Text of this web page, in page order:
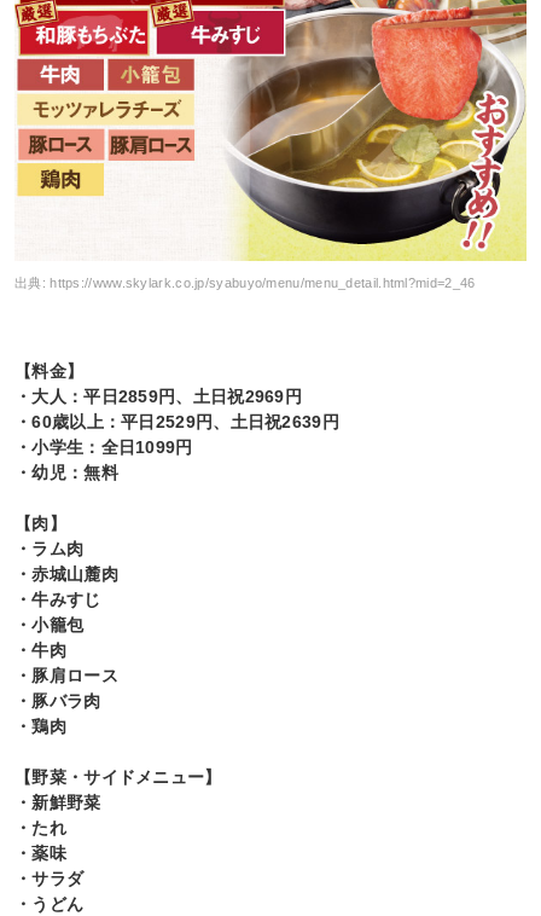
出典: https://www.skylark.co.jp/syabuyo/menu/menu_detail.html?mid=2_46
【料金】
・大人：平日2859円、土日祝2969円
・60歳以上：平日2529円、土日祝2639円
・小学生：全日1099円
・幼児：無料
【肉】
・ラム肉
・赤城山麓肉
・牛みすじ
・小籠包
・牛肉
・豚肩ロース
・豚バラ肉
・鶏肉
【野菜・サイドメニュー】
・新鮮野菜
・たれ
・薬味
・サラダ
・うどん